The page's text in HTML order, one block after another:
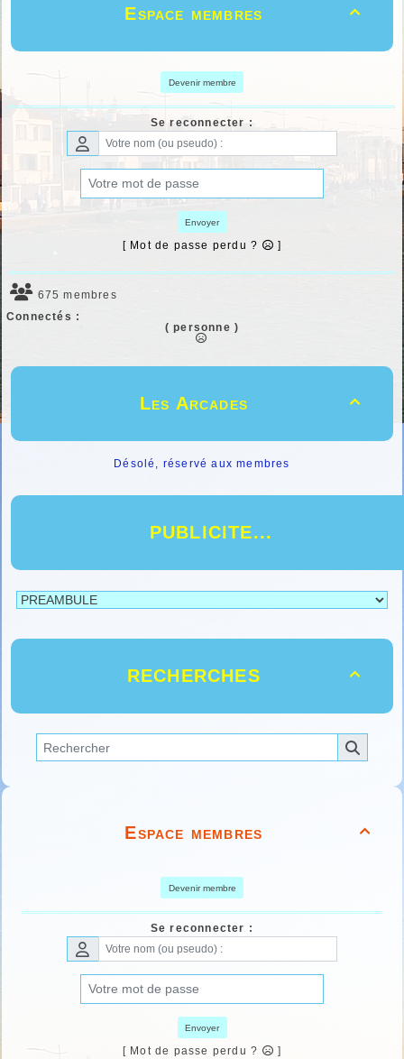

Espace membres
Devenir membre
Se reconnecter :
Envoyer
[ Mot de passe perdu ? ]
675 membres
Connectés :
( personne )

Les Arcades
Désolé, réservé aux membres
PUBLICITE...

RECHERCHES

Espace membres
Devenir membre
Se reconnecter :
Envoyer
[ Mot de passe perdu ? ]